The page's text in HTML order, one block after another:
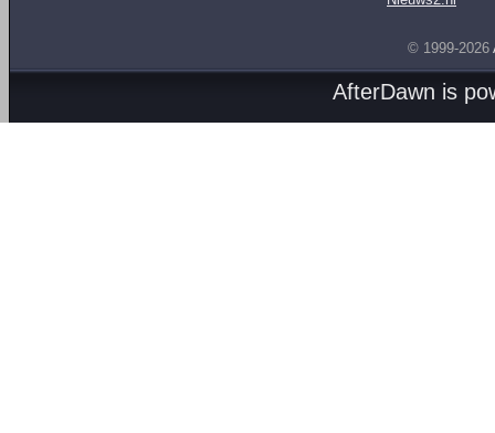
© 1999-2026
AfterDawn is